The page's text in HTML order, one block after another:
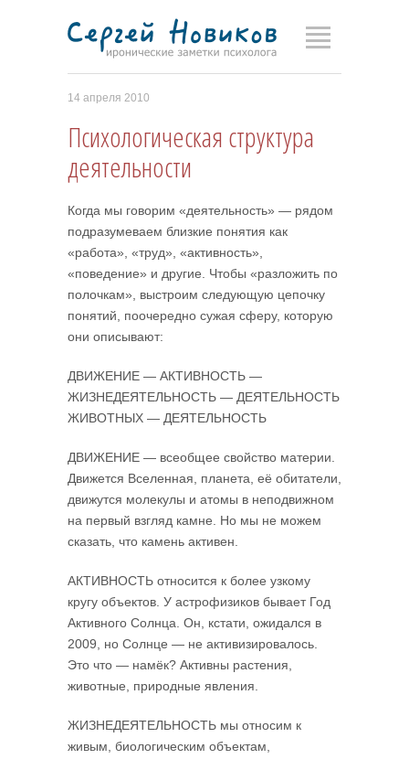
14 апреля 2010
Психологическая структура
деятельности
Когда мы говорим «деятельность» — рядом
подразумеваем близкие понятия как
«работа», «труд», «активность»,
«поведение» и другие. Чтобы «разложить по
полочкам», выстроим следующую цепочку
понятий, поочередно сужая сферу, которую
они описывают:
ДВИЖЕНИЕ — АКТИВНОСТЬ —
ЖИЗНЕДЕЯТЕЛЬНОСТЬ — ДЕЯТЕЛЬНОСТЬ
ЖИВОТНЫХ — ДЕЯТЕЛЬНОСТЬ
ДВИЖЕНИЕ — всеобщее свойство материи.
Движется Вселенная, планета, её обитатели,
движутся молекулы и атомы в неподвижном
на первый взгляд камне. Но мы не можем
сказать, что камень активен.
АКТИВНОСТЬ относится к более узкому
кругу объектов. У астрофизиков бывает Год
Активного Солнца. Он, кстати, ожидался в
2009, но Солнце — не активизировалось.
Это что — намёк? Активны растения,
животные, природные явления.
ЖИЗНЕДЕЯТЕЛЬНОСТЬ мы относим к
живым, биологическим объектам,